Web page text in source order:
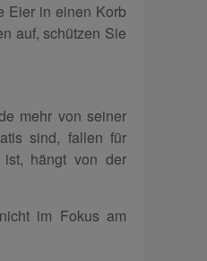
Eier in einen Korb
auf, schützen Sie
mehr von seiner
sind, fallen für
hängt von der
im Fokus am